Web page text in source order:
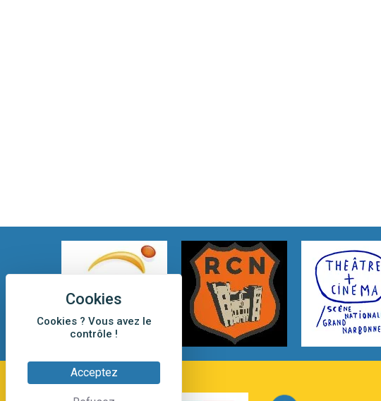
Cookies ? Vous avez le
contrôle !
Acceptez